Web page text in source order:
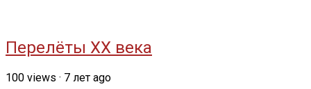
Перелёты ХХ века
100 views · 7 лет ago